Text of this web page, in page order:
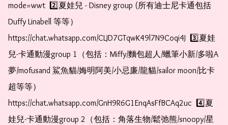
mode=wwt  2️⃣夏娃兒 - Disney group (所有迪士尼卡通包括
Duffy Linabell 等等）
https://chat.whatsapp.com/CLJD7GTqwK49l7N9Coqi4J  3️⃣夏娃
兒-卡通動漫group 1（包括：Miffy/麵包超人/蠟筆小新/多啦A
夢/mofusand 鯊魚貓/娒明阿美/小忌廉/龍貓/sailor moon/比卡
超等等）
https://chat.whatsapp.com/GnH9R6G1EnqAsFfBCAq2uc  4️⃣夏
娃兒-卡通動漫group 2（包括：角落生物/鬆弛熊/snoopy/星